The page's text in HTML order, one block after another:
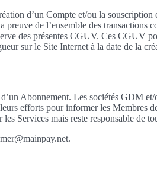
d’un Compte et/ou la souscription
de l’ensemble des transactions
des présentes CGUV. Ces CGUV
sur le Site Internet à la date de la
Abonnement. Les sociétés GDM et/
efforts pour informer les Membres
Services mais reste responsable de